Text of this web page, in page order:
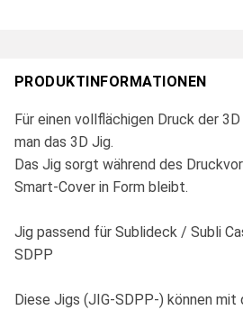
PRODUKTINFORMATIONEN
Für einen vollflächigen Druck der
man das 3D Jig.
Das Jig sorgt während des
Smart-Cover in Form bleibt.
Jig passend für Sublideck / Subli
SDPP
Diese Jigs (JIG-SDPP-) können mit